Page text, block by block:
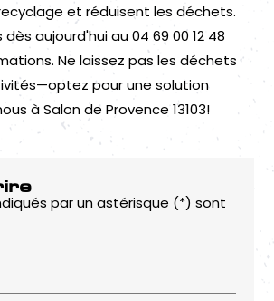
et réduisent les déchets.
aujourd'hui au 04 69 00 12 48
Ne laissez pas les déchets
pour une solution
à Salon de Provence 13103!
par un astérisque (*) sont